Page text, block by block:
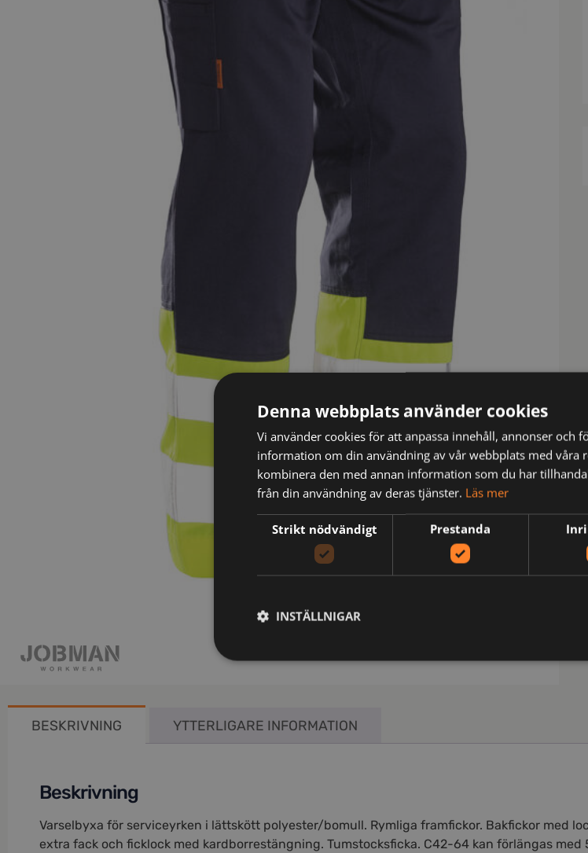
BESKRIVNING YTTERLIGARE INFORMATION
Beskrivning
Varselbyxa för serviceyrken i lättskött polyester/bomull. Rymliga framfickor. Bakfickor med
extra fack och ficklock med kardborrestängning. Tumstocksficka. C42-64 kan förlängas
Denna webbplats använder cookies
Vi använder cookies för att anpassa innehåll, annonser och
information om din användning av vår webbplats med våra
kombinera den med annan information som du har
från din användning av deras tjänster. Läs mer
Strikt nödvändigt Prestanda
INSTÄLLNIGAR